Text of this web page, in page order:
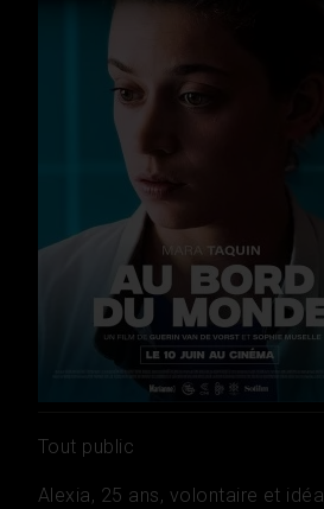
Tout public
Alexia, 25 ans, volontaire et